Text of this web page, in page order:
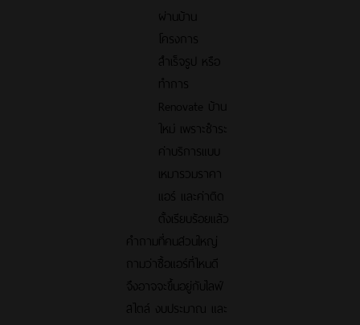
ผ่านบ้าน
โครงการ
สำเร็จรูป หรือ
ทำการ
Renovate บ้าน
ใหม่ เพราะชำระ
ค่าบริการแบบ
เหมารวมราคา
แอร์ และค่าติด
ตั้งเรียบร้อยแล้ว
คำถามที่คนส่วนใหญ่
ถามว่าซื้อแอร์ที่ไหนดี
จึงอาจจะขึ้นอยู่กับไลฟ์
สไตล์ งบประมาณ และ